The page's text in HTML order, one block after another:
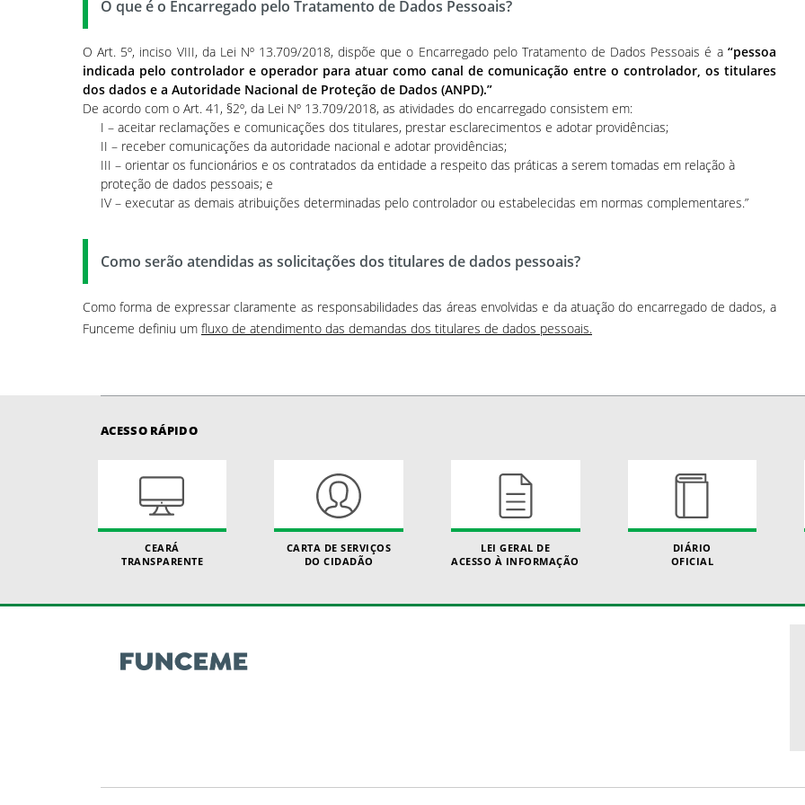
O que é o Encarregado pelo Tratamento de Dados Pessoais?
O Art. 5º, inciso VIII, da Lei Nº 13.709/2018, dispõe que o Encarregado pelo Tratamento de Dados Pessoais é a “pessoa
indicada pelo controlador e operador para atuar como canal de comunicação entre o controlador, os titulares
dos dados e a Autoridade Nacional de Proteção de Dados (ANPD).”
De acordo com o Art. 41, §2º, da Lei Nº 13.709/2018, as atividades do encarregado consistem em:
I – aceitar reclamações e comunicações dos titulares, prestar esclarecimentos e adotar providências;
II – receber comunicações da autoridade nacional e adotar providências;
III – orientar os funcionários e os contratados da entidade a respeito das práticas a serem tomadas em relação à
proteção de dados pessoais; e
IV – executar as demais atribuições determinadas pelo controlador ou estabelecidas em normas complementares.”
Como serão atendidas as solicitações dos titulares de dados pessoais?
Como forma de expressar claramente as responsabilidades das áreas envolvidas e da atuação do encarregado de dados, a
Funceme definiu um fluxo de atendimento das demandas dos titulares de dados pessoais.
ACESSO RÁPIDO
CEARÁ
TRANSPARENTE
CARTA DE SERVIÇOS
DO CIDADÃO
LEI GERAL DE
ACESSO À INFORMAÇÃO
DIÁRIO
OFICIAL